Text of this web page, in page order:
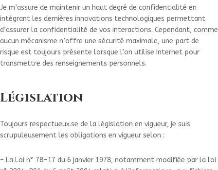
Je m’assure de maintenir un haut degré de confidentialité en
intégrant les dernières innovations technologiques permettant
d’assurer la confidentialité de vos interactions. Cependant, comme
aucun mécanisme n’offre une sécurité maximale, une part de
risque est toujours présente lorsque l’on utilise Internet pour
transmettre des renseignements personnels.
Législation
Toujours respectueux.se de la législation en vigueur, je suis
scrupuleusement les obligations en vigueur selon :
– La Loi n° 78-17 du 6 janvier 1978, notamment modifiée par la loi